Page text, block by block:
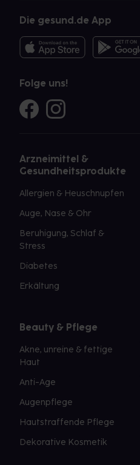
Die gesund.de App
Folge uns!
Arzneimittel &
Gesundheitsprodukte
Allergien & Heuschnupfen
Auge, Nase & Ohr
Beruhigung, Schlaf &
Stress
Diabetes
Erkältung
Beauty & Pflege
Akne, unreine & fettige
Haut
Anti-Age
Augenpflege
Hautstraffende Pflege
Dekorative Kosmetik